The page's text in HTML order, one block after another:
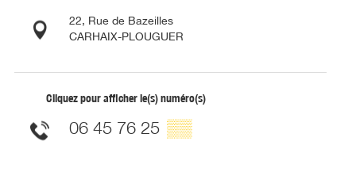
22, Rue de Bazeilles
CARHAIX-PLOUGUER
Cliquez pour afficher le(s) numéro(s)
06 45 76 25 ▒▒